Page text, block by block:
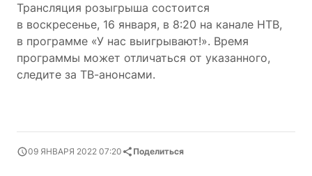
Трансляция розыгрыша состоится
в воскресенье, 16 января, в 8:20 на канале НТВ,
в программе «У нас выигрывают!». Время
программы может отличаться от указанного,
следите за ТВ-анонсами.
09 ЯНВАРЯ 2022 07:20 Поделиться